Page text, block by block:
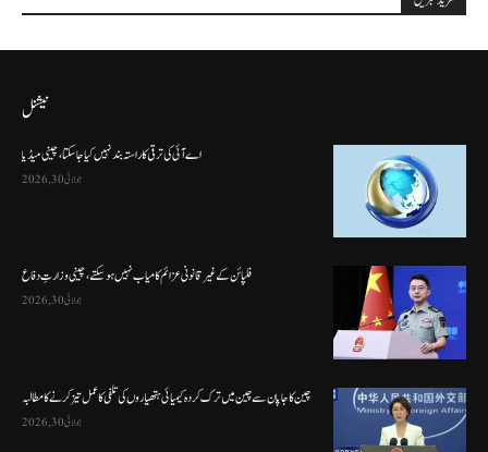
نیشنل
اے آئی کی ترقی کا راستہ بند نہیں کیا جا سکتا، چینی میڈیا
جولائی 30, 2026
فلپائن کے غیر قانونی عزائم کامیاب نہیں ہو سکتے ، چینی وزارتِ دفاع
جولائی 30, 2026
چین کا جاپان سے چین میں ترک کردہ کیمیائی ہتھیاروں کی تلفی کا عمل تیز کرنے کا مطالبہ
جولائی 30, 2026